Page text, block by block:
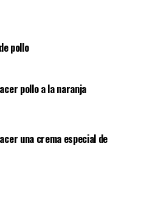
pollo
pollo a la naranja
una crema especial de